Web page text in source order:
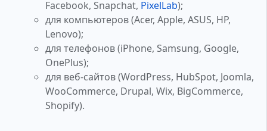
Facebook, Snapchat, PixelLab);
для компьютеров (Acer, Apple, ASUS, HP,
Lenovo);
для телефонов (iPhone, Samsung, Google,
OnePlus);
для веб-сайтов (WordPress, HubSpot, Joomla,
WooCommerce, Drupal, Wix, BigCommerce,
Shopify).